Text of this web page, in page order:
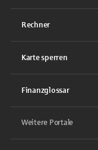
Rechner
Karte sperren
Finanzglossar
Weitere Portale